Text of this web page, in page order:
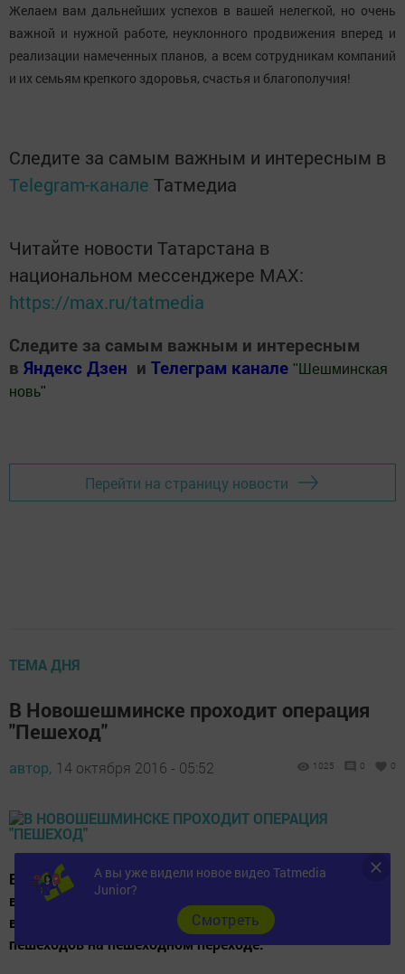
Желаем вам дальнейших успехов в вашей нелегкой, но очень
важной и нужной работе, неуклонного продвижения вперед и
реализации намеченных планов, а всем сотрудникам компаний
и их семьям крепкого здоровья, счастья и благополучия!
Следите за самым важным и интересным в
Telegram-канале Татмедиа
Читайте новости Татарстана в
национальном мессенджере MАХ:
https://max.ru/tatmedia
Следите за самым важным и интересным
в Яндекс Дзен и Телеграм канале " Шешминская
новь"
Перейти на страницу новости
ТЕМА ДНЯ
В Новошешминске проходит операция
"Пешеход"
автор, 14 октября 2016 - 05:52 1025 0 0
В рамках проводимой операции «Пешеход» 11 октября
в райцентре сотрудниками ОГИБДД выявлены 3
водителя транспортных средств, не пропустивших
пешеходов на пешеходном переходе.
А вы уже видели новое видео Tatmedia
Junior?
Cмотреть